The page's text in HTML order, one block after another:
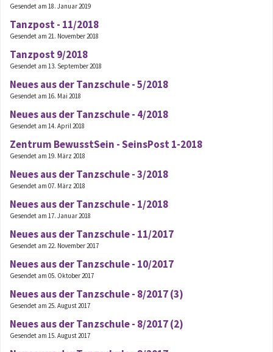
Gesendet am 18. Januar 2019
Tanzpost - 11/2018
Gesendet am 21. November 2018
Tanzpost 9/2018
Gesendet am 13. September 2018
Neues aus der Tanzschule - 5/2018
Gesendet am 16. Mai 2018
Neues aus der Tanzschule - 4/2018
Gesendet am 14. April 2018
Zentrum BewusstSein - SeinsPost 1-2018
Gesendet am 19. März 2018
Neues aus der Tanzschule - 3/2018
Gesendet am 07. März 2018
Neues aus der Tanzschule - 1/2018
Gesendet am 17. Januar 2018
Neues aus der Tanzschule - 11/2017
Gesendet am 22. November 2017
Neues aus der Tanzschule - 10/2017
Gesendet am 05. Oktober 2017
Neues aus der Tanzschule - 8/2017 (3)
Gesendet am 25. August 2017
Neues aus der Tanzschule - 8/2017 (2)
Gesendet am 15. August 2017